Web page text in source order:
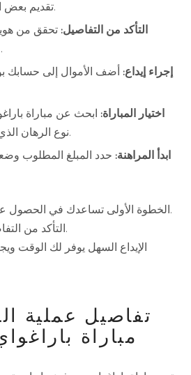
تقديم بعض المعلومات الأساسية.
التأكد من التفاصيل: تحقق من
لضمان أمان حسابك.
إجراء إيداع: أضف الأموال إلى حسابك
اختيار المباراة: ابحث عن مباراة
نوع الرهان الذي ترغب في القيام به.
ابدأ المراهنة: حدد المبلغ المطلوب
الخطوة الأولى تساعدك في الحصول على تجربة سلسة.
التأكد من التفاصيل يعزز الأمان.
الإيداع السهل يوفر لك الوقت
تفاصيل عملية
مباراة